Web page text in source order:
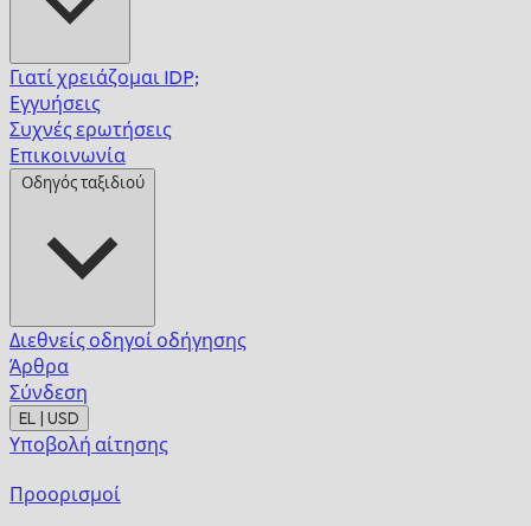
Γιατί χρειάζομαι IDP;
Εγγυήσεις
Συχνές ερωτήσεις
Επικοινωνία
Οδηγός ταξιδιού
Διεθνείς οδηγοί οδήγησης
Άρθρα
Σύνδεση
EL | USD
Υποβολή αίτησης
Προορισμοί